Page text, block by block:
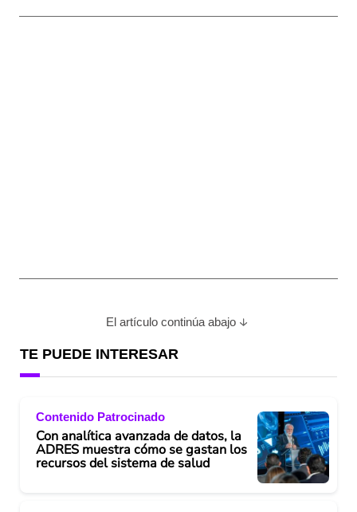
El artículo continúa abajo
TE PUEDE INTERESAR
Contenido Patrocinado
Con analítica avanzada de datos, la
ADRES muestra cómo se gastan los
recursos del sistema de salud